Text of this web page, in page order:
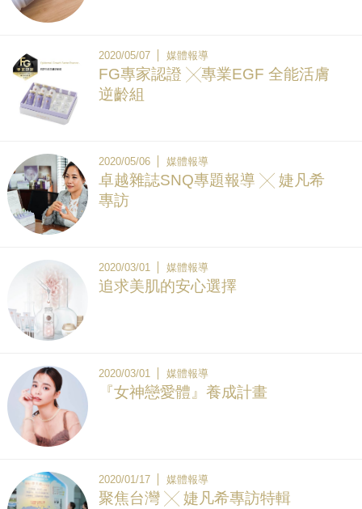
2020/05/07 媒體報導
FG專家認證 ╳專業EGF 全能活膚
逆齡組
2020/05/06 媒體報導
卓越雜誌SNQ專題報導 ╳ 婕凡希
專訪
2020/03/01 媒體報導
追求美肌的安心選擇
2020/03/01 媒體報導
『女神戀愛體』養成計畫
2020/01/17 媒體報導
聚焦台灣 ╳ 婕凡希專訪特輯